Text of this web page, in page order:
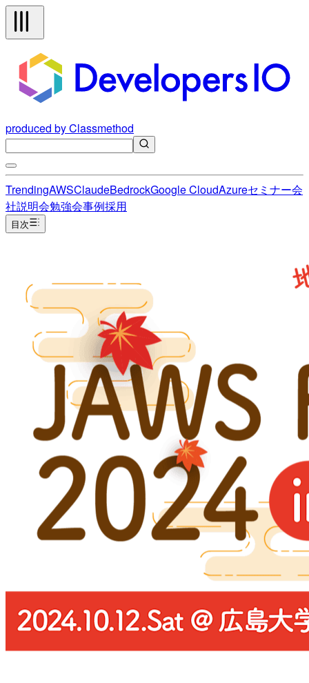
produced by Classmethod
TrendingAWSClaudeBedrockGoogle CloudAzureセミナー会
社説明会勉強会事例採用
目次